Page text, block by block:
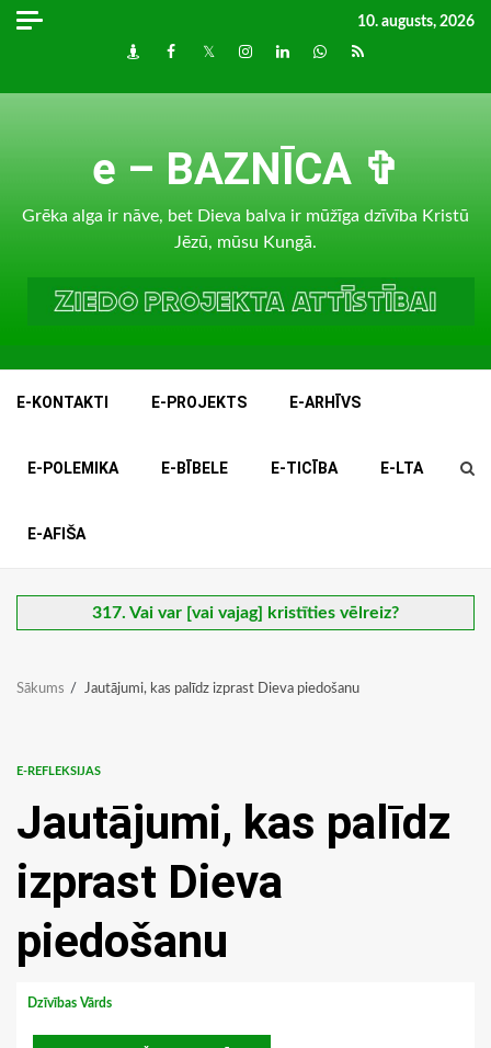
Skip
10. augusts, 2026
DraugiemFacebook
TwitterInstagram
LinkedInwhatsapp
RSS
e – BAZNĪCA ✞
Grēka alga ir nāve, bet Dieva balva ir mūžīga dzīvība Kristū
Jēzū, mūsu Kungā.
E-KONTAKTI E-PROJEKTS E-ARHĪVS
E-POLEMIKA E-BĪBELE E-TICĪBA E-LTA
E-AFIŠA
317. Vai var [vai vajag] kristīties vēlreiz?
Sākums Jautājumi, kas palīdz izprast Dieva piedošanu
E-REFLEKSIJAS
Jautājumi, kas palīdz
izprast Dieva
piedošanu
Dzīvības Vārds